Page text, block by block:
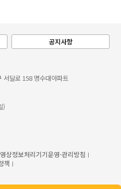
공지사항
서달로 158 명수대아파트
)
상정보처리기기운영·관리방침
책